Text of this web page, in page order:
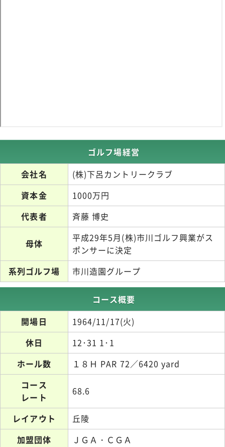
ゴルフ場経営
会社名
(株)下呂カントリークラブ
資本金
1000万円
代表者
斉藤 博史
母体
平成29年5月(株)市川ゴルフ興業がス
ポンサーに決定
系列ゴルフ場
市川造園グループ
コース概要
開場日
1964/11/17(火)
休日
12･31 1･1
ホール数
１８Ｈ PAR 72／6420 yard
コース
レート
68.6
レイアウト
丘陵
加盟団体
ＪＧＡ・ＣＧＡ